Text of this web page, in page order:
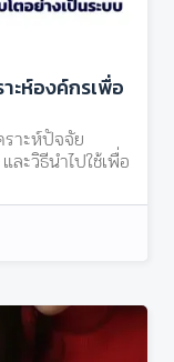
าะห์องค์กรเพื่อ
าะห์ปัจจัย
ะวิธีนำไปใช้เพื่อ